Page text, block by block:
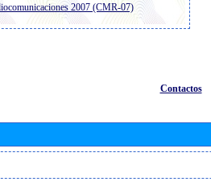
2007 (CMR-07)
Contactos